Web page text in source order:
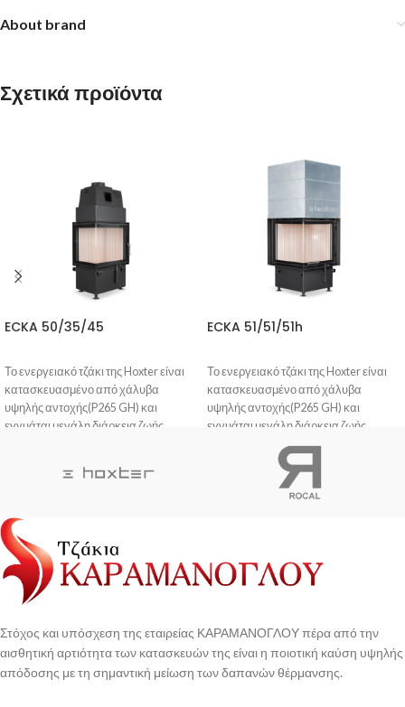
About brand
Σχετικά προϊόντα
ECKA 50/35/45
Το ενεργειακό τζάκι της Hoxter είναι
κατασκευασμένο από χάλυβα
υψηλής αντοχής(P265 GH) και
εγγυάται μεγάλη διάρκεια ζωής.
στο πρώτο άναμμα.
αποτέλεσμα η φωτιά να
ανταποκρίνεται άμεσα σε κάθε
κίνηση του μοχλού ελέγχου του αέρα.
To κεραμικό γυαλί που διαθέτει, είναι
ανθεκτικό σε θερμικό σοκ και έχει
σχεδιαστεί η ροή του αέρα έτσι ώστε το
ECKA 51/51/51h
Το ενεργειακό τζάκι της Hoxter είναι
κατασκευασμένο από χάλυβα
υψηλής αντοχής(P265 GH) και
εγγυάται μεγάλη διάρκεια ζωής.
Η βαφή του είναι ανθεκτική στις
γρατζουνιές και δεν προκαλεί οσμή
στο πρώτο άναμμα.
Η πόρτα σφραγίζει πλήρως, με
To κεραμικό γυαλί που διαθέτει, είναι
ανθεκτικό σε θερμικό σοκ και έχει
Στόχος και υπόσχεση της εταιρείας ΚΑΡΑΜΑΝΟΓΛΟΥ πέρα από την
αισθητική αρτιότητα των κατασκευών της είναι η ποιοτική καύση υψηλής
απόδοσης με τη σημαντική μείωση των δαπανών θέρμανσης.